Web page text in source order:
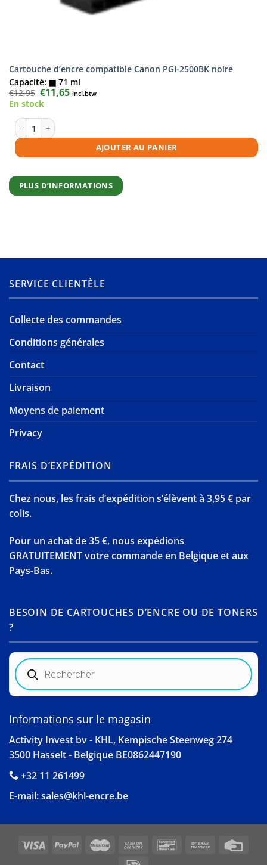
Cartouche d’encre compatible Canon PGI-2500BK noire
Capacité:
71 ml
€12,95 Le
prix
initial
€12,95.
€11,65Le
prix
incl.btw
En stock
quantité de Cartouche d'encre compatible Canon PGI-2500BK noire
AJOUTER AU PANIER
PLUS D’INFORMATIONS
SERVICE CLIENTÈLE
Collecte des commandes
Conditions générales
Contact
Livraison
Moyens de paiement
Privacy
FRAIS D’EXPÉDITION
Chez nous, les frais d’expédition s’élèvent à 3,95 € par
colis.
Pour un achat de 35 €, nous expédions
GRATUITEMENT votre commande en Belgique et aux
Pays-Bas.
BESOIN DE CARTOUCHES D’ENCRE OU DE TONERS
?
Recherche
de
produits
Informations sur le magasin
Activity Invest bv - KHL, Kempische Steenweg 274
3500 Hasselt - Belgique BE0862447190
+32 11 261499
E-mail:sales@khl-encre.be